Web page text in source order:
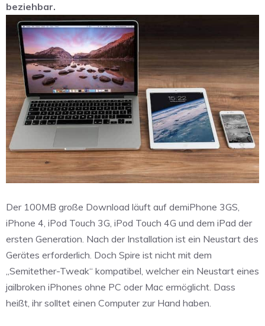
beziehbar.
Der 100MB große Download läuft auf demiPhone 3GS,
iPhone 4, iPod Touch 3G, iPod Touch 4G und dem iPad der
ersten Generation. Nach der Installation ist ein Neustart des
Gerätes erforderlich. Doch Spire ist nicht mit dem
„Semitether-Tweak“ kompatibel, welcher ein Neustart eines
jailbroken iPhones ohne PC oder Mac ermöglicht. Dass
heißt, ihr solltet einen Computer zur Hand haben.